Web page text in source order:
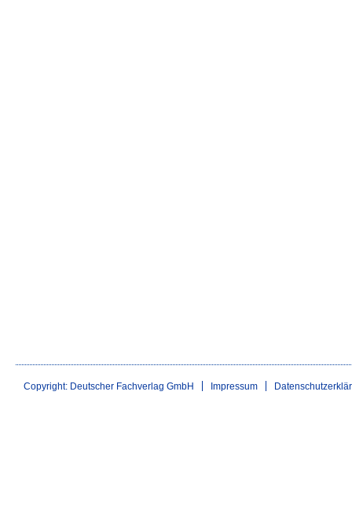
Copyright: Deutscher Fachverlag GmbH Impressum